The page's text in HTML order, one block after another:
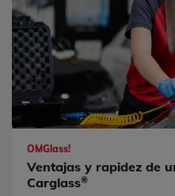
OMGlass!
Ventajas y rapidez de
Carglass®